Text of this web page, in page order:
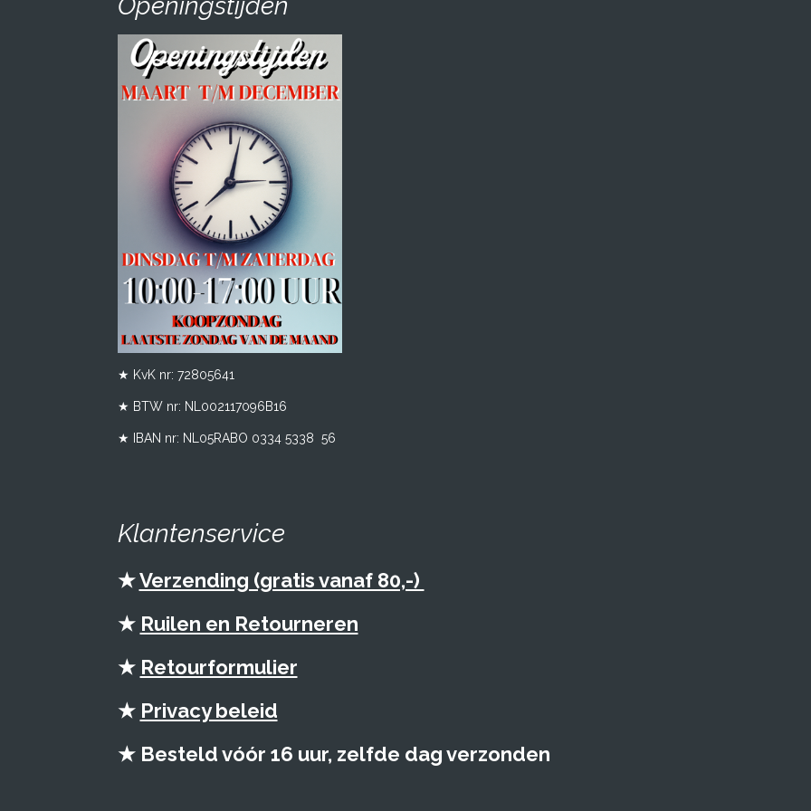
Openingstijden
★ KvK nr: 72805641
★ BTW nr: NL002117096B16
★ IBAN nr: NL05RABO 0334 5338 56
Klantenservice
★Verzending (gratis vanaf 80,-)
★ Ruilen en Retourneren
★ Retourformulier
★ Privacy beleid
★ Besteld vóór 16 uur, zelfde dag verzonden